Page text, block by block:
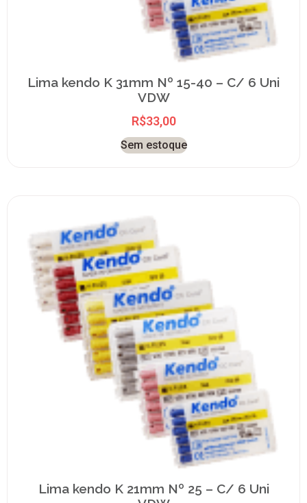
Lima kendo K 31mm Nº 15-40 – C/ 6 Uni
VDW
R$33,00
Sem estoque
Lima kendo K 21mm Nº 25 – C/ 6 Uni